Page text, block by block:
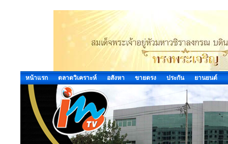
หน้าแรก ตลาดวิเคราะห์ อสังหา ขายตรง ประกัน ยานยนต์